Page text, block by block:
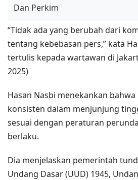
Dan Perkim
“Tidak ada yang berubah dari
tentang kebebasan pers,” kata
tertulis kepada wartawan di
2025)
Hasan Nasbi menekankan
konsisten dalam menjunjung
sesuai dengan peraturan
berlaku.
Dia menjelaskan pemerintah
Undang Dasar (UUD) 1945,